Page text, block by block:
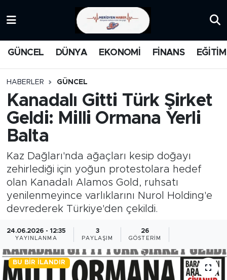
GÜNCEL DÜNYA EKONOMİ FİNANS EĞİTİM
HABERLER GÜNCEL
Kanadalı Gitti Türk Şirket
Geldi: Milli Ormana Yerli
Balta
Kaz Dağları'nda ağaçları kesip doğayı
zehirlediği için yoğun protestolara hedef
olan Kanadalı Alamos Gold, ruhsatı
yenilenmeyince varlıklarını Nurol Holding'e
devrederek Türkiye'den çekildi.
24.06.2026 - 12:35
YAYINLANMA
3
PAYLAŞIM
26
GÖSTERIM
BU BIR İLANDIR
MEDYA
FİNANS
DÜNYA
GÜNCEL
RÖPÖRTAJ
Trafik Durumu
Süper Lig Puan Durumu ve Fikstür
Tüm Manşetler
Son Dakika Haberleri